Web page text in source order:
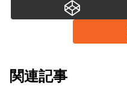
関連記事